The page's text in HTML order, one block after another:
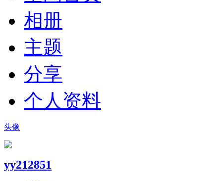
相册
主题
分享
个人资料
头像
yy212851